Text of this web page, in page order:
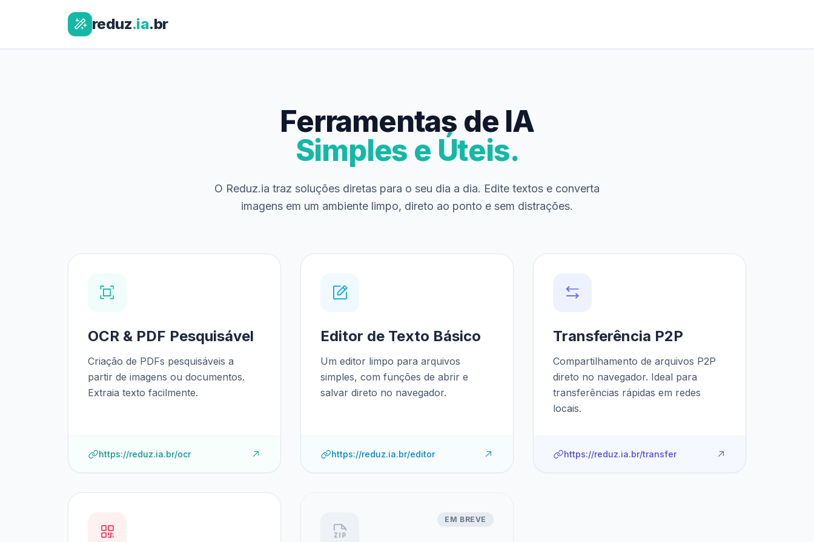
reduz.ia.br
Ferramentas de IA
Simples e Úteis.
O Reduz.ia traz soluções diretas para o seu dia a dia. Edite textos e converta
imagens em um ambiente limpo, direto ao ponto e sem distrações.
OCR & PDF Pesquisável
Criação de PDFs pesquisáveis a
partir de imagens ou documentos.
Extraia texto facilmente.
https://reduz.ia.br/ocr
Editor de Texto Básico
Um editor limpo para arquivos
simples, com funções de abrir e
salvar direto no navegador.
https://reduz.ia.br/editor
Transferência P2P
Compartilhamento de arquivos P2P
direto no navegador. Ideal para
transferências rápidas em redes
locais.
https://reduz.ia.br/transfer
EM BREVE